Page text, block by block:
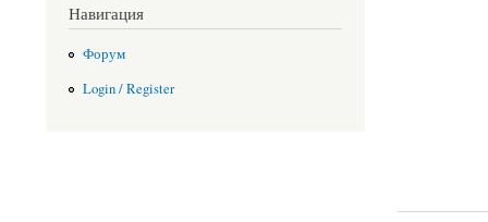
Навигация
Форум
Login / Register